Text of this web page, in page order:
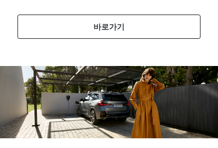
바로가기